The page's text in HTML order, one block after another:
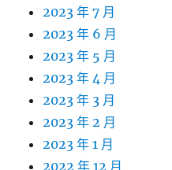
2023 年 7 月
2023 年 6 月
2023 年 5 月
2023 年 4 月
2023 年 3 月
2023 年 2 月
2023 年 1 月
2022 年 12 月